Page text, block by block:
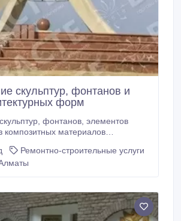
скульптур, фонтанов и
форм
элементов
композитных материалов
формы и размера..
Ремонтно-строительные услуги